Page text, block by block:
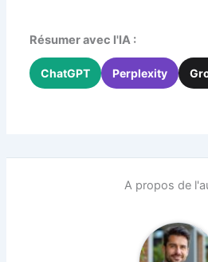
Résumer avec l'IA :
ChatGPT Perplexity
A propos de